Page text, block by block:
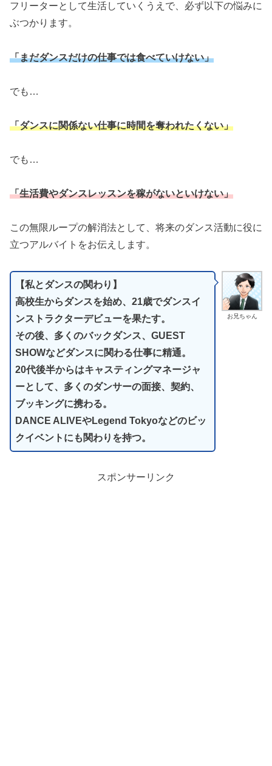
フリーターとして生活していくうえで、必ず以下の悩みに
ぶつかります。
「まだダンスだけの仕事では食べていけない」
でも…
「ダンスに関係ない仕事に時間を奪われたくない」
でも…
「生活費やダンスレッスンを稼がないといけない」
この無限ループの解消法として、将来のダンス活動に役に
立つアルバイトをお伝えします。
お兄ちゃん
【私とダンスの関わり】
高校生からダンスを始め、21歳でダンスイ
ンストラクターデビューを果たす。
その後、多くのバックダンス、GUEST
SHOWなどダンスに関わる仕事に精通。
20代後半からはキャスティングマネージャ
ーとして、多くのダンサーの面接、契約、
ブッキングに携わる。
DANCE ALIVEやLegend Tokyoなどのビッ
クイベントにも関わりを持つ。
スポンサーリンク